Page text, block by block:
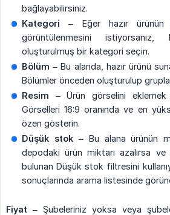
bağlayabilirsiniz.
Kategori – Eğer hazır ürünün
görüntülenmesini
oluşturulmuş bir kategori seçin.
Bölüm – Bu alanda, hazır ürünü
Bölümler önceden oluşturulup
Resim – Ürün görselini eklemek
Görselleri 16:9 oranında ve en
özen gösterin.
Düşük stok– Bu alana ürünün
depodaki ürün miktarı azalırsa
bulunan Düşük stok filtresini
sonuçlarında arama listesinde
Fiyat – Şubeleriniz yoksa veya